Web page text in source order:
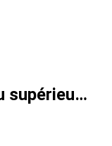
supérieur